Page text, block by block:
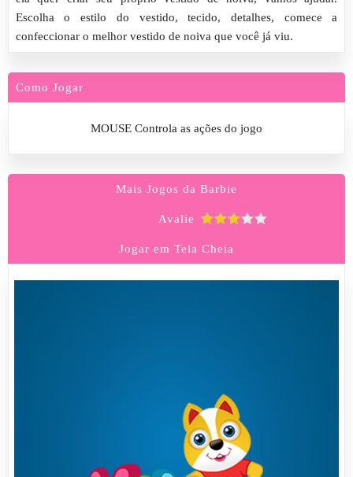
Escolha o estilo do vestido, tecido, detalhes, comece a
confeccionar o melhor vestido de noiva que você já viu.
Como Jogar
MOUSE Controla as ações do jogo
Mais Jogos da Barbie
Avalie
Jogar em Tela Cheia